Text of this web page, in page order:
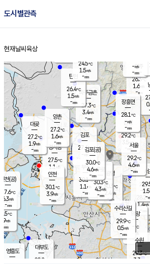
도시별관측
홈
현재날씨 육상
의도
℃
m/s
mm
영흥도
양주
26.3℃
1.6
-mm
과천
28.2℃
1.4m/s
- mm
대부도
28.2
경서동
27.5℃
1.1 m/s
-mm
파주금촌
27.3℃
3.4m/s
-mm
대곶
27.2℃
1.9m/s
-mm
탄현
26.4℃
1.5m/s
-mm
의왕
- ℃
m/s
mm
김포
27.6℃
-m/s
mm
광명
30.3 ℃
2.4 m/s
-mm
부천
30.1℃
1.1 m/s
-mm
양촌
27.2℃
1.6m/s
-mm
구로
30.3℃
4.3m/s
-mm
은평
29.2℃
3.5 m/s
- mm
1.5
-
수리산길
29.9℃
0.5m/s
-mm
장흥면
28.1℃
-m/s
-mm
-m/s
-mm
인천(공)
27.6℃
6.3m/s
-mm
김포(공)
30.0℃
4.6m/s
-mm
수원
29.3℃
3.3 m/s
인천
30.1℃
3.9m/s
-mm
서울
29.2℃
4.6m/s
-mm
24.5℃
1.5m/s
-mm